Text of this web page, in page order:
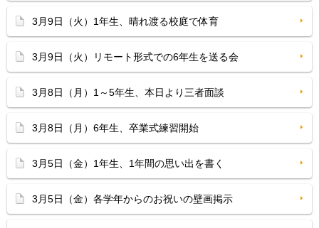
3月9日（火）1年生、晴れ渡る校庭で体育
3月9日（火）リモート形式での6年生を送る会
3月8日（月）1～5年生、本日より三者面談
3月8日（月）6年生、卒業式練習開始
3月5日（金）1年生、1年間の思い出を書く
3月5日（金）各学年からのお祝いの壁画掲示